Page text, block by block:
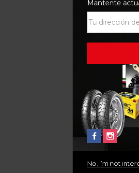
Mantente
No, I’m not